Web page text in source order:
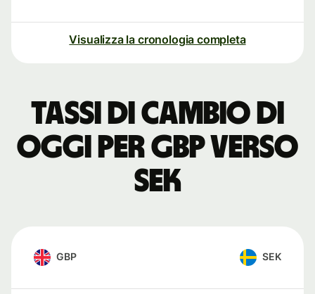
Visualizza la cronologia completa
Tassi di cambio di
oggi per GBP verso
SEK
GBP SEK